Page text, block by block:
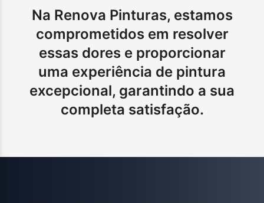
Na Renova Pinturas, estamos
comprometidos em resolver
essas dores e proporcionar
uma experiência de pintura
excepcional, garantindo a sua
completa satisfação.